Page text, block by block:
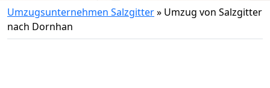
Umzugsunternehmen Salzgitter» Umzug von Salzgitter
nach Dornhan